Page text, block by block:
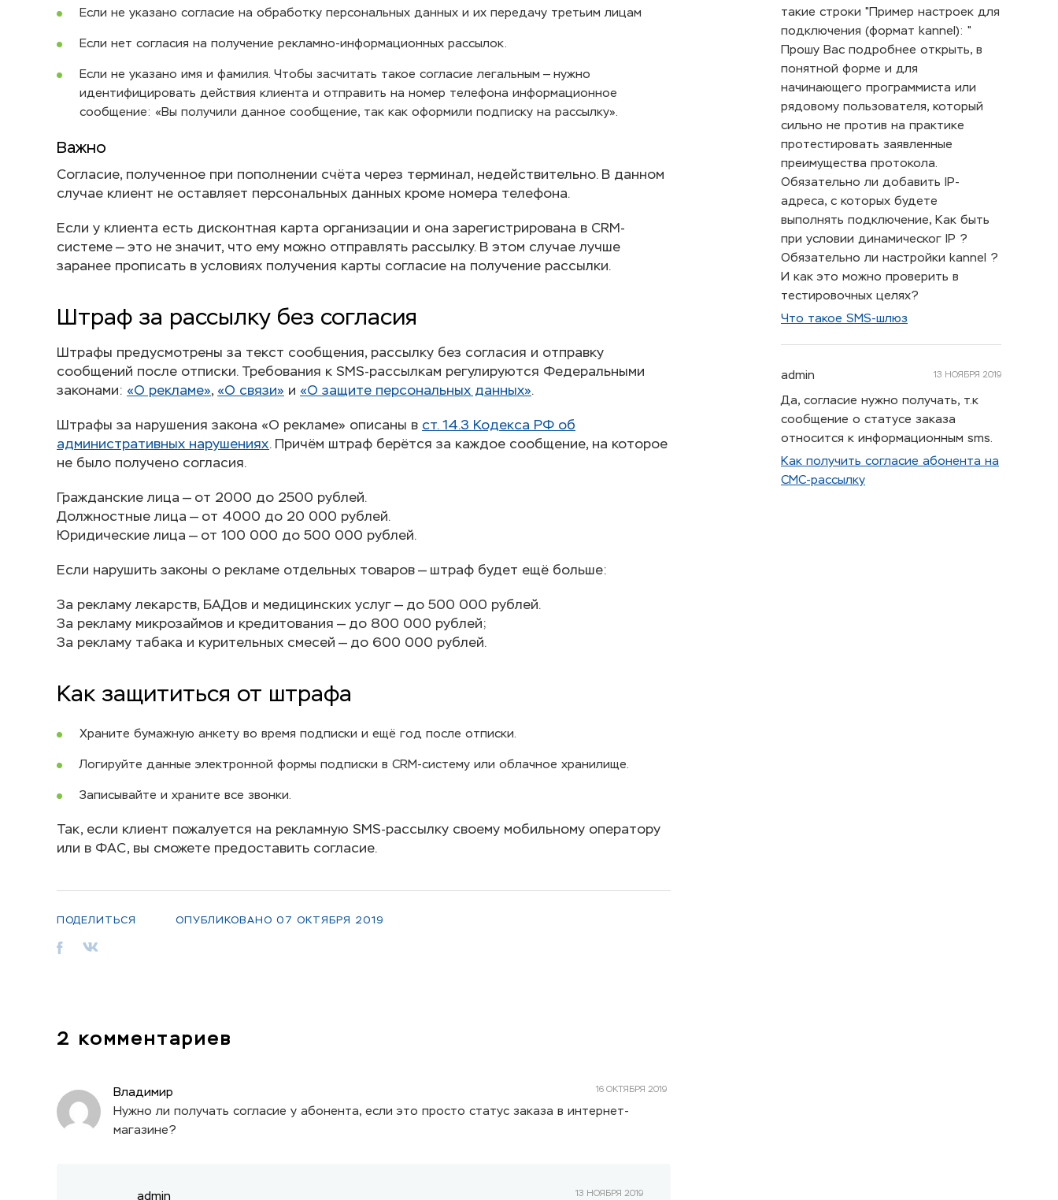
Если не указано согласие на обработку персональных данных и их передачу третьим лицам
Если нет согласия на получение рекламно-информационных рассылок.
Если не указано имя и фамилия. Чтобы засчитать такое согласие легальным — нужно
идентифицировать действия клиента и отправить на номер телефона информационное
сообщение: «Вы получили данное сообщение, так как оформили подписку на рассылку».
Важно
Согласие, полученное при пополнении счёта через терминал, недействительно. В данном
случае клиент не оставляет персональных данных кроме номера телефона.
Если у клиента есть дисконтная карта организации и она зарегистрирована в CRM-
системе — это не значит, что ему можно отправлять рассылку. В этом случае лучше
заранее прописать в условиях получения карты согласие на получение рассылки.
Штраф за рассылку без согласия
Штрафы предусмотрены за текст сообщения, рассылку без согласия и отправку
сообщений после отписки. Требования к SMS-рассылкам регулируются Федеральными
законами: «О рекламе», «О связи» и «О защите персональных данных».
Штрафы за нарушения закона «О рекламе» описаны в ст. 14.3 Кодекса РФ об
административных нарушениях. Причём штраф берётся за каждое сообщение, на которое
не было получено согласия.
Гражданские лица — от 2000 до 2500 рублей.
Должностные лица — от 4000 до 20 000 рублей.
Юридические лица — от 100 000 до 500 000 рублей.
Если нарушить законы о рекламе отдельных товаров — штраф будет ещё больше:
За рекламу лекарств, БАДов и медицинских услуг — до 500 000 рублей.
За рекламу микрозаймов и кредитования — до 800 000 рублей;
За рекламу табака и курительных смесей — до 600 000 рублей.
Как защититься от штрафа
Храните бумажную анкету во время подписки и ещё год после отписки.
Логируйте данные электронной формы подписки в CRM-систему или облачное хранилище.
Записывайте и храните все звонки.
Так, если клиент пожалуется на рекламную SMS-рассылку своему мобильному оператору
или в ФАС, вы сможете предоставить согласие.
ПОДЕЛИТЬСЯ ОПУБЛИКОВАНО 07 ОКТЯБРЯ 2019
2 комментариев
Владимир
Нужно ли получать согласие у абонента, если это просто статус заказа в интернет-
магазине?
16 ОКТЯБРЯ 2019
admin 13 НОЯБРЯ 2019
такие строки "Пример настроек для
подключения (формат kannel): "
Прошу Вас подробнее открыть, в
понятной форме и для
начинающего программиста или
рядовому пользователя, который
сильно не против на практике
протестировать заявленные
преимущества протокола.
Обязательно ли добавить IP-
адреса, с которых будете
выполнять подключение, Как быть
при условии динамическог IP ?
Обязательно ли настройки kannel ?
И как это можно проверить в
тестировочных целях?
Что такое SMS-шлюз
13 НОЯБРЯ 2019
admin
Да, согласие нужно получать, т.к
сообщение о статусе заказа
относится к информационным sms.
Как получить согласие абонента на
СМС-рассылку